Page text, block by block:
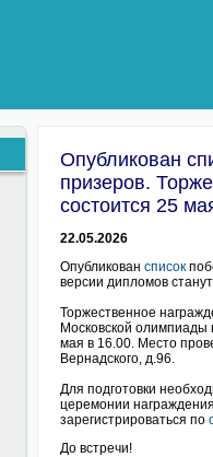
Опубликован
призеров.
состоится 25
22.05.2026
Опубликован список
версии дипломов
Торжественное
Московской олимпиады
мая в 16.00. Место
Вернадского, д.96.
Для подготовки
церемонии
зарегистрироваться по
До встречи!